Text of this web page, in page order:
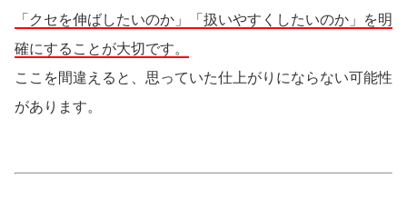
「クセを伸ばしたいのか」「扱いやすくしたいのか」を明
確にすることが大切です。
ここを間違えると、思っていた仕上がりにならない可能性
があります。